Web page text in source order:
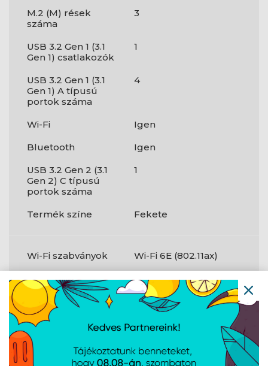
M.2 (M) rések
száma
3
USB 3.2 Gen 1 (3.1
Gen 1) csatlakozók
1
USB 3.2 Gen 1 (3.1
Gen 1) A típusú
portok száma
4
Wi-Fi
Igen
Bluetooth
Igen
USB 3.2 Gen 2 (3.1
Gen 2) C típusú
portok száma
1
Termék színe Fekete
Wi-Fi szabványok Wi-Fi 6E (802.11ax)
Csatlakozók
és
csatlakozási
felületek